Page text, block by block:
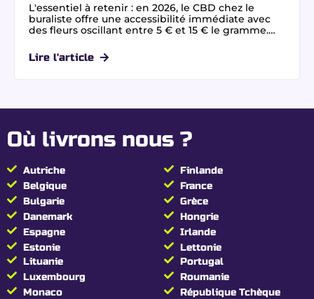
L'essentiel à retenir : en 2026, le CBD chez le
buraliste offre une accessibilité immédiate avec
des fleurs oscillant entre 5 € et 15 € le gramme.
cause des charges fixes, ce réseau garantit une
conformité stricte au taux de 0,3 % de THC. Pour
Lire l'article
Où livrons nous ?
Autriche
Belgique
Bulgarie
Danemark
Espagne
Estonie
Finlande
France
Grèce
Hongrie
Irlande
Lettonie
Lituanie
Luxembourg
Monaco
Portugal
Roumanie
République Tchèque